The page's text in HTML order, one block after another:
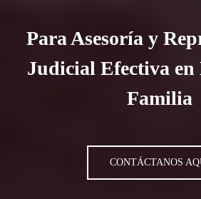
Para Asesoría y
Judicial Efectiva en
Familia
CONTÁCTANOS